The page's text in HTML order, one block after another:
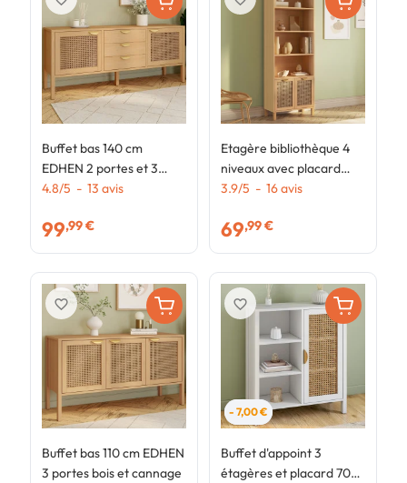
Buffet bas 140 cm
EDHEN 2 portes et 3
tiroirs bois et cannage
4.8/5 - 13 avis
99,99 €
Buffet bas 110 cm EDHEN
3 portes bois et cannage
favorite_border
Etagère bibliothèque 4
niveaux avec placard
EDHEN cannage et bois
3.9/5 - 16avis
69,99 €
- 7,00 €
Buffet d'appoint 3
étagères et placard 70
favorite_border